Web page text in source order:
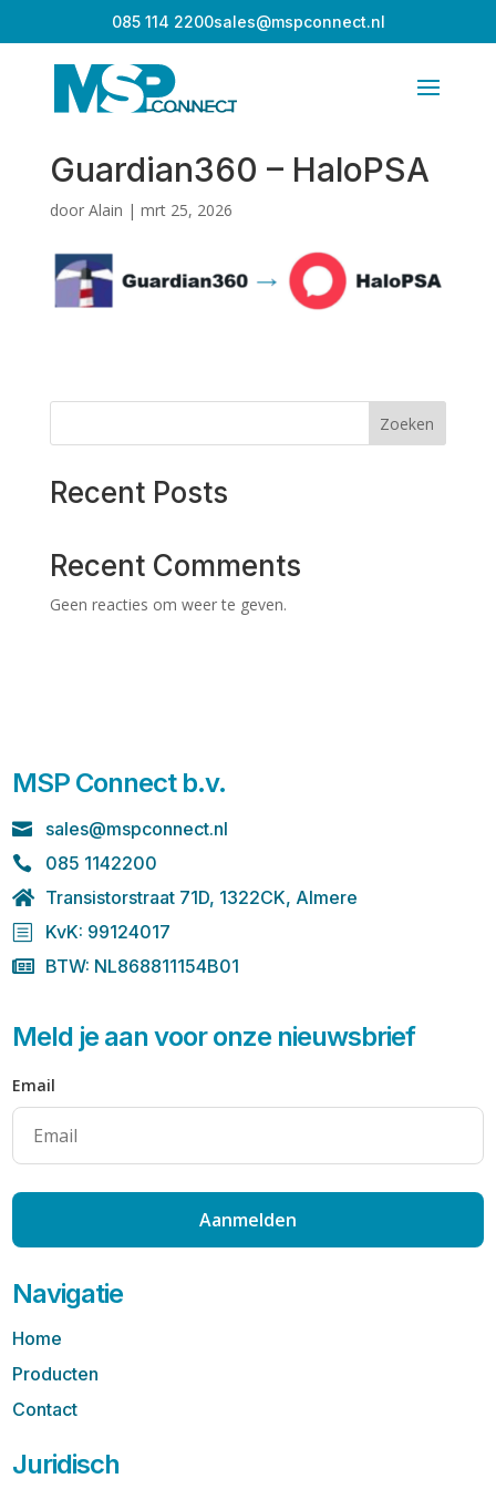
085 114 2200sales@mspconnect.nl
Guardian360 – HaloPSA
door Alain | mrt 25, 2026
Zoeken
Recent Posts
Recent Comments
Geen reacties om weer te geven.
MSP Connect b.v.
 sales@mspconnect.nl
 085 1142200
 Transistorstraat 71D, 1322CK, Almere
b KvK: 99124017
 BTW: NL868811154B01
Meld je aan voor onze nieuwsbrief
Email
Aanmelden
Navigatie
Home
Producten
Contact
Juridisch